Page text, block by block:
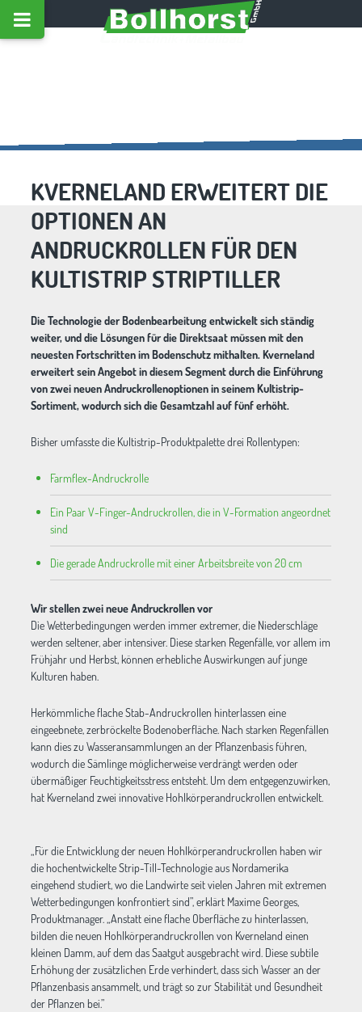
KVERNELAND ERWEITERT DIE
OPTIONEN AN
ANDRUCKROLLEN FÜR DEN
KULTISTRIP STRIPTILLER
Die Technologie der Bodenbearbeitung entwickelt sich ständig
weiter, und die Lösungen für die Direktsaat müssen mit den
neuesten Fortschritten im Bodenschutz mithalten. Kverneland
erweitert sein Angebot in diesem Segment durch die Einführung
von zwei neuen Andruckrollenoptionen in seinem Kultistrip-
Sortiment, wodurch sich die Gesamtzahl auf fünf erhöht.
Bisher umfasste die Kultistrip-Produktpalette drei Rollentypen:
Farmflex-Andruckrolle
Ein Paar V-Finger-Andruckrollen, die in V-Formation angeordnet
sind
Die gerade Andruckrolle mit einer Arbeitsbreite von 20 cm
Wir stellen zwei neue Andruckrollen vor
Die Wetterbedingungen werden immer extremer, die Niederschläge
werden seltener, aber intensiver. Diese starken Regenfälle, vor allem im
Frühjahr und Herbst, können erhebliche Auswirkungen auf junge
Kulturen haben.
Herkömmliche flache Stab-Andruckrollen hinterlassen eine
eingeebnete, zerbröckelte Bodenoberfläche. Nach starken Regenfällen
kann dies zu Wasseransammlungen an der Pflanzenbasis führen,
wodurch die Sämlinge möglicherweise verdrängt werden oder
übermäßiger Feuchtigkeitsstress entsteht. Um dem entgegenzuwirken,
hat Kverneland zwei innovative Hohlkörperandruckrollen entwickelt.
„Für die Entwicklung der neuen Hohlkörperandruckrollen haben wir
die hochentwickelte Strip-Till-Technologie aus Nordamerika
eingehend studiert, wo die Landwirte seit vielen Jahren mit extremen
Wetterbedingungen konfrontiert sind”, erklärt Maxime Georges,
Produktmanager. „Anstatt eine flache Oberfläche zu hinterlassen,
bilden die neuen Hohlkörperandruckrollen von Kverneland einen
kleinen Damm, auf dem das Saatgut ausgebracht wird. Diese subtile
Erhöhung der zusätzlichen Erde verhindert, dass sich Wasser an der
Pflanzenbasis ansammelt, und trägt so zur Stabilität und Gesundheit
der Pflanzen bei.”